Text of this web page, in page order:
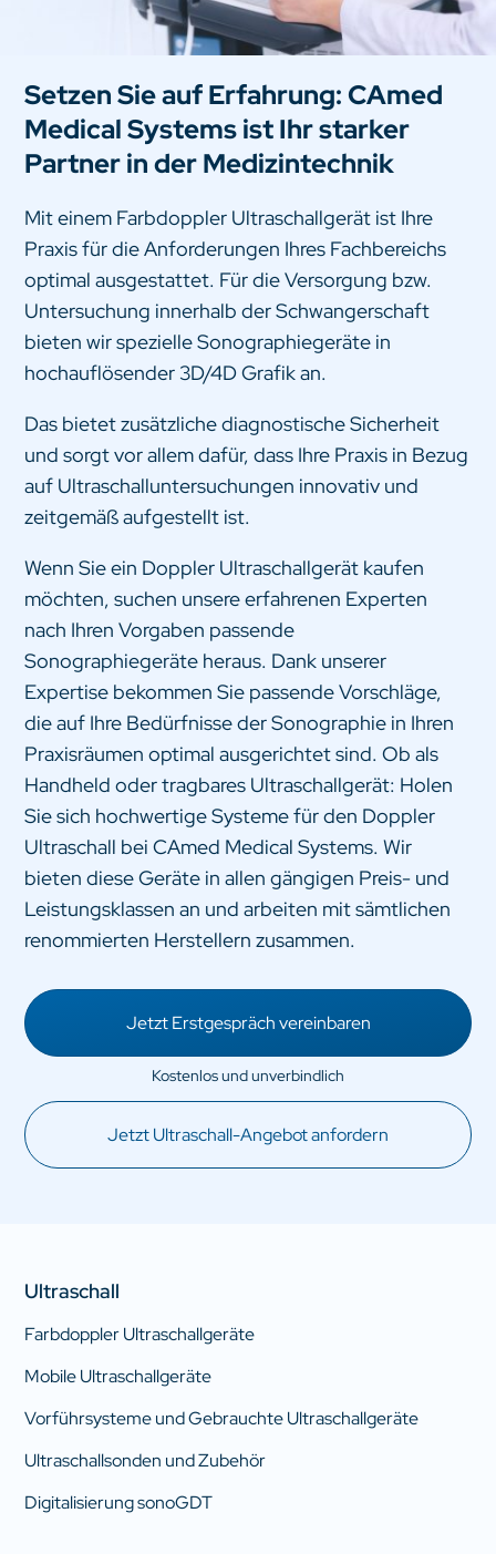
Setzen Sie auf Erfahrung: CAmed
Medical Systems ist Ihr starker
Partner in der Medizintechnik
Mit einem Farbdoppler Ultraschallgerät ist Ihre
Praxis für die Anforderungen Ihres Fachbereichs
optimal ausgestattet. Für die Versorgung bzw.
Untersuchung innerhalb der Schwangerschaft
bieten wir spezielle Sonographiegeräte in
hochauflösender 3D/4D Grafik an.
Das bietet zusätzliche diagnostische Sicherheit
und sorgt vor allem dafür, dass Ihre Praxis in Bezug
auf Ultraschalluntersuchungen innovativ und
zeitgemäß aufgestellt ist.
Wenn Sie ein Doppler Ultraschallgerät kaufen
möchten, suchen unsere erfahrenen Experten
nach Ihren Vorgaben passende
Sonographiegeräte heraus. Dank unserer
Expertise bekommen Sie passende Vorschläge,
die auf Ihre Bedürfnisse der Sonographie in Ihren
Praxisräumen optimal ausgerichtet sind. Ob als
Handheld oder tragbares Ultraschallgerät: Holen
Sie sich hochwertige Systeme für den Doppler
Ultraschall bei CAmed Medical Systems. Wir
bieten diese Geräte in allen gängigen Preis- und
Leistungsklassen an und arbeiten mit sämtlichen
renommierten Herstellern zusammen.
Jetzt Erstgespräch vereinbaren
Jetzt Ultraschall-Angebot anfordern
Ultraschall
Farbdoppler Ultraschallgeräte
Mobile Ultraschallgeräte
Vorführsysteme und Gebrauchte Ultraschallgeräte
Ultraschallsonden und Zubehör
Digitalisierung sonoGDT